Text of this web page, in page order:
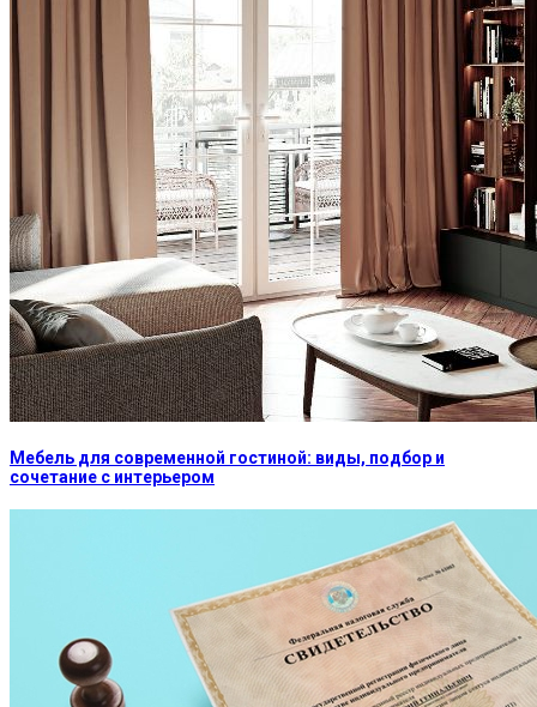
Мебель для современной гостиной: виды, подбор и
сочетание с интерьером